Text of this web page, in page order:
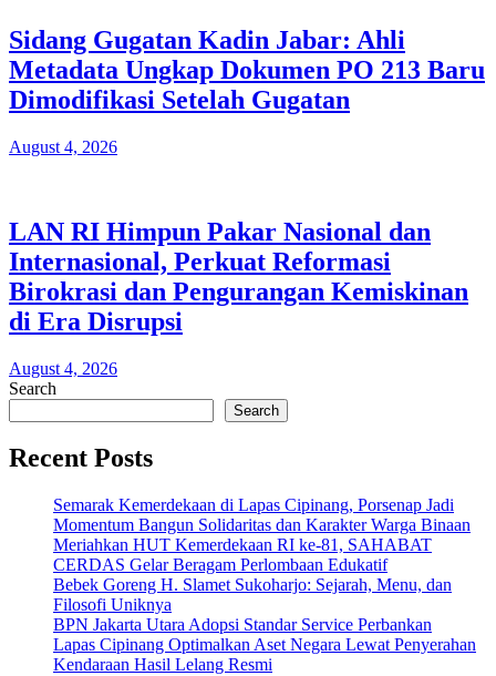
Sidang Gugatan Kadin Jabar: Ahli
Metadata Ungkap Dokumen PO 213 Baru
Dimodifikasi Setelah Gugatan
August 4, 2026
LAN RI Himpun Pakar Nasional dan
Internasional, Perkuat Reformasi
Birokrasi dan Pengurangan Kemiskinan
di Era Disrupsi
August 4, 2026
Search
Search
Recent Posts
Semarak Kemerdekaan di Lapas Cipinang, Porsenap Jadi
Momentum Bangun Solidaritas dan Karakter Warga Binaan
Meriahkan HUT Kemerdekaan RI ke-81, SAHABAT
CERDAS Gelar Beragam Perlombaan Edukatif
Bebek Goreng H. Slamet Sukoharjo: Sejarah, Menu, dan
Filosofi Uniknya
BPN Jakarta Utara Adopsi Standar Service Perbankan
Lapas Cipinang Optimalkan Aset Negara Lewat Penyerahan
Kendaraan Hasil Lelang Resmi